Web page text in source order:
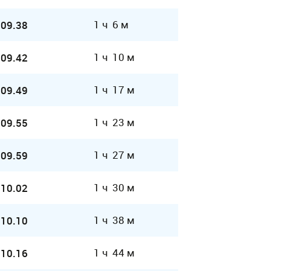
09.38 1 ч 6 м
09.42 1 ч 10 м
09.49 1 ч 17 м
09.55 1 ч 23 м
09.59 1 ч 27 м
10.02 1 ч 30 м
10.10 1 ч 38 м
10.16 1 ч 44 м